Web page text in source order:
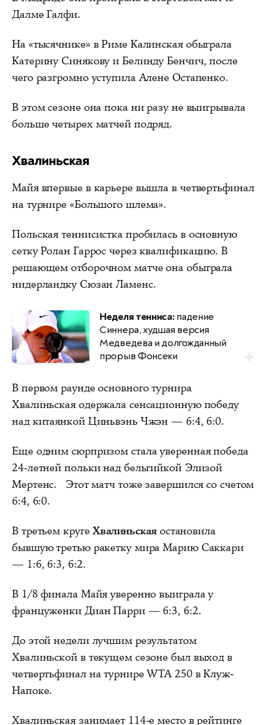
Далме Галфи.
На «тысячнике» в Риме Калинская обыграла
Катерину Синякову и Белинду Бенчич, после
чего разгромно уступила Алене Остапенко.
В этом сезоне она пока ни разу не выигрывала
больше четырех матчей подряд.
Хвалиньская
Майя впервые в карьере вышла в четвертьфинал
на турнире «Большого шлема».
Польская теннисистка пробилась в основную
сетку Ролан Гаррос через квалификацию. В
решающем отборочном матче она обыграла
нидерландку Сюзан Ламенс.
Неделя тенниса:падение
Синнера, худшая версия
Медведева и долгожданный
прорыв Фонсеки
В первом раунде основного турнира
Хвалиньская одержала сенсационную победу
над китаянкой Циньвэнь Чжэн — 6:4, 6:0.
Еще одним сюрпризом стала уверенная победа
24-летней польки над бельгийкой Элизой
Мертенс. Этот матч тоже завершился со счетом
6:4, 6:0.
В третьем кругеХвалиньскаяостановила
бывшую третью ракетку мира Марию Саккари
— 1:6, 6:3, 6:2.
В 1/8 финала Майя уверенно выиграла у
француженки Диан Парри — 6:3, 6:2.
До этой недели лучшим результатом
Хвалиньской в текущем сезоне был выход в
четвертьфинал на турнире WTA 250 в Клуж-
Напоке.
Хвалиньская занимает 114-е место в рейтинге